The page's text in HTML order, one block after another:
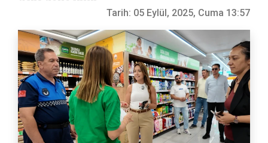
Tarih: 05 Eylül, 2025, Cuma 13:57